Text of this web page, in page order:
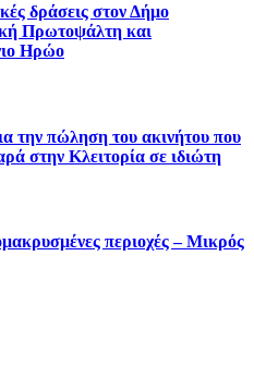
δράσεις στον Δήμο
Πρωτοψάλτη και
Ηρώο
την πώληση του ακινήτου που
στην Κλειτορία σε ιδιώτη
περιοχές – Μικρός